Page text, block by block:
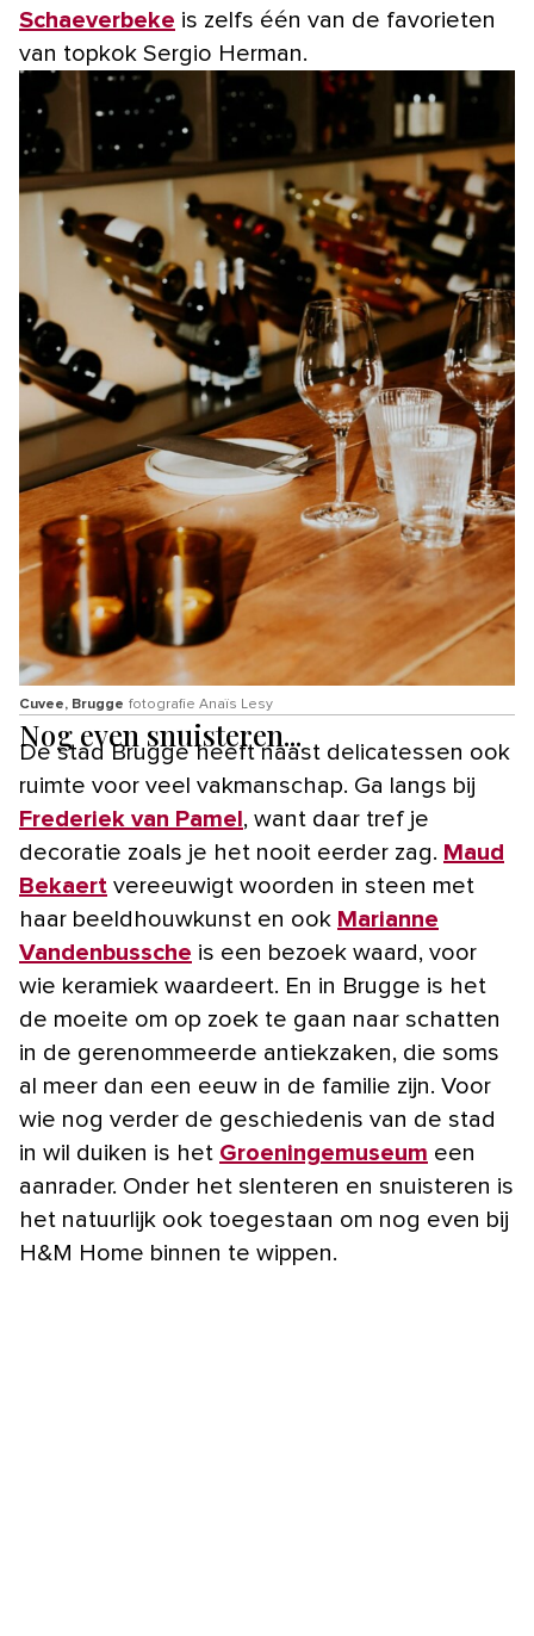
Schaeverbeke is zelfs één van de favorieten
van topkok Sergio Herman.
Cuvee, Brugge fotografie Anaïs Lesy
Nog even snuisteren...
De stad Brugge heeft naast delicatessen ook
ruimte voor veel vakmanschap. Ga langs bij
Frederiek van Pamel , want daar tref je
decoratie zoals je het nooit eerder zag. Maud
Bekaert vereeuwigt woorden in steen met
haar beeldhouwkunst en ook Marianne
Vandenbussche is een bezoek waard, voor
wie keramiek waardeert. En in Brugge is het
de moeite om op zoek te gaan naar schatten
in de gerenommeerde antiekzaken, die soms
al meer dan een eeuw in de familie zijn. Voor
wie nog verder de geschiedenis van de stad
in wil duiken is het Groeningemuseum een
aanrader. Onder het slenteren en snuisteren is
het natuurlijk ook toegestaan om nog even bij
H&M Home binnen te wippen.